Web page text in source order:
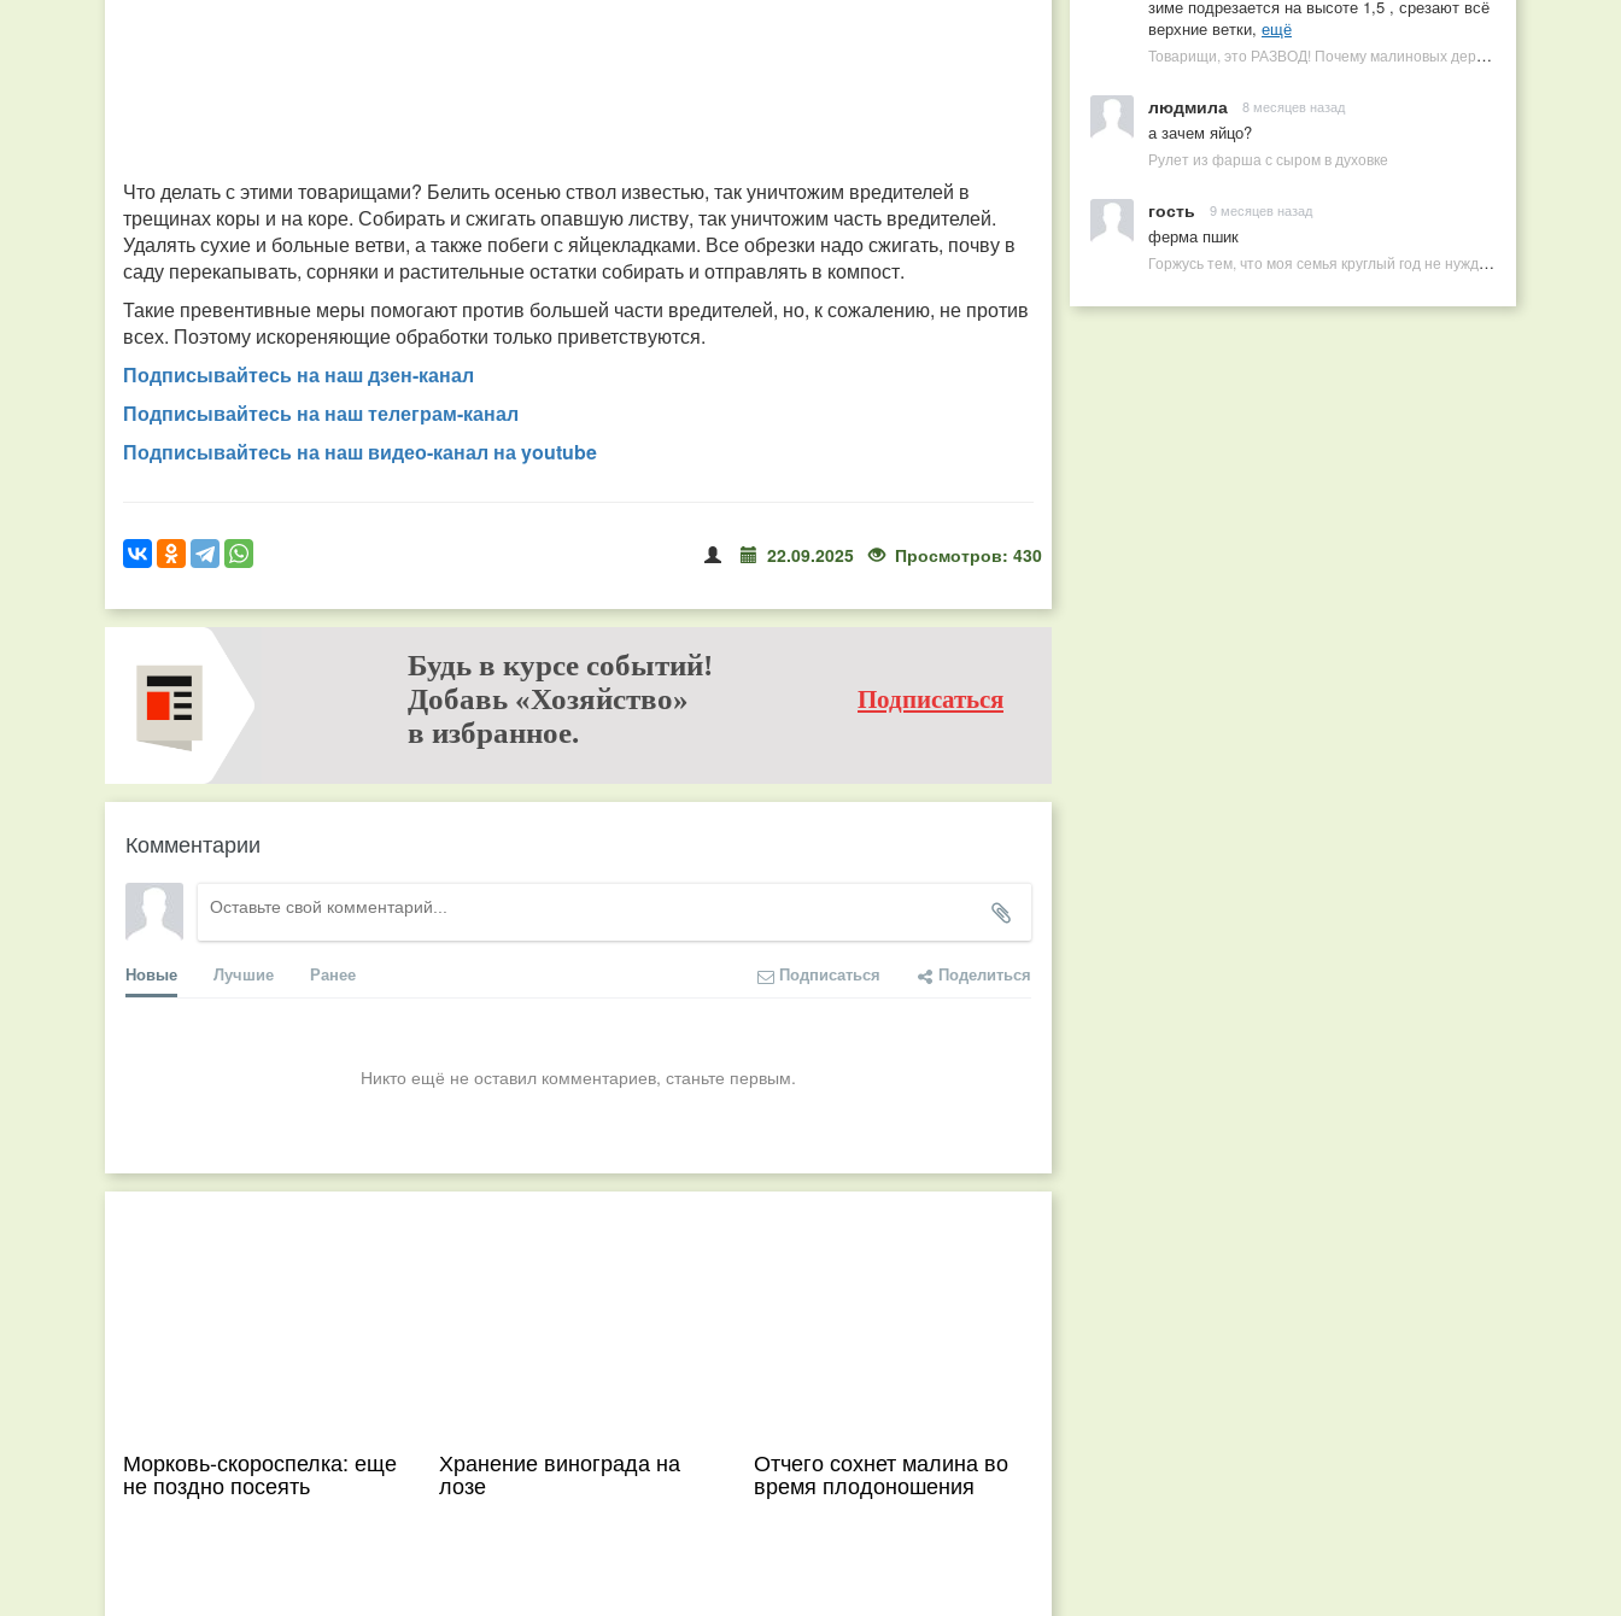
Что делать с этими товарищами? Белить осенью ствол известью, так уничтожим вредителей в
трещинах коры и на коре. Собирать и сжигать опавшую листву, так уничтожим часть вредителей.
Удалять сухие и больные ветви, а также побеги с яйцекладками. Все обрезки надо сжигать, почву в
саду перекапывать, сорняки и растительные остатки собирать и отправлять в компост.
Такие превентивные меры помогают против большей части вредителей, но, к сожалению, не против
всех. Поэтому искореняющие обработки только приветствуются.
Подписывайтесь на наш дзен-канал
Подписывайтесь на наш телеграм-канал
Подписывайтесь на наш видео-канал на youtube
22.09.2025 Просмотров: 430
Будь в курсе событий!
Добавь «Хозяйство»
в избранное.
Подписаться
Комментарии
Новые Лучшие Ранее Подписаться Поделиться
Никто ещё не оставил комментариев, станьте первым.
Морковь-скороспелка: еще
не поздно посеять
Хранение винограда на
лозе
Отчего сохнет малина во
время плодоношения
зиме подрезается на высоте 1,5 , срезают всё
верхние ветки, ещё
Товарищи, это РАЗВОД! Почему малиновых деревьев не бывает, или Как ушлые продавцы наживаются на мечтах садоводов
людмила 8 месяцев назад
а зачем яйцо?
Рулет из фарша с сыром в духовке
гость 9 месяцев назад
ферма пшик
Горжусь тем, что моя семья круглый год не нуждается в покупных витаминах